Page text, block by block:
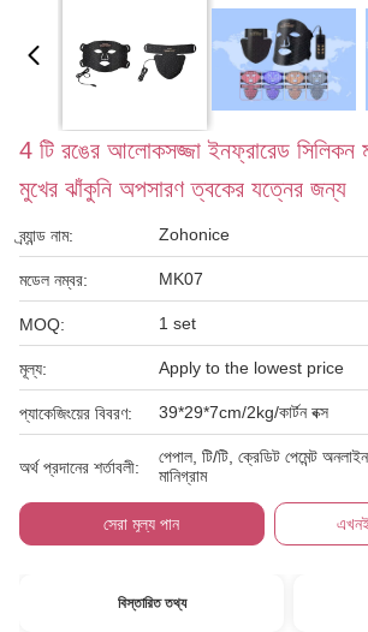
4 টি রঙের আলোকসজ্জা ইনফ্রারেড সিলিকন
মুখের ঝাঁকুনি অপসারণ ত্বকের যত্নের জন্য
ব্র্যান্ড নাম: Zohonice
মডেল নম্বর: MK07
MOQ: 1 set
মূল্য: Apply to the lowest price
প্যাকেজিংয়ের বিবরণ: 39*29*7cm/2kg/কার্টন বক্স
অর্থ প্রদানের শর্তাবলী:
পেপাল, টি/টি, ক্রেডিট পেমেন্ট
মানিগ্রাম
সেরা মূল্য পান
বিস্তারিত তথ্য